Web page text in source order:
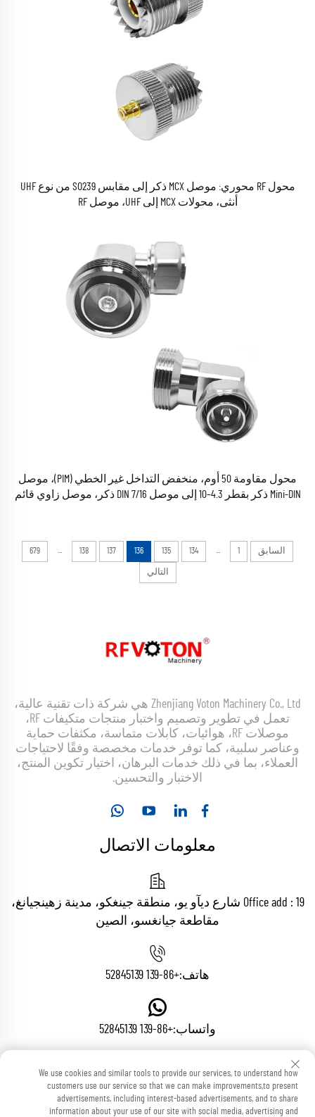
محول RF محوري: موصل MCX ذكر إلى مقابس SO239 من نوع UHF
أنثى، محولات MCX إلى UHF، موصل RF
محول مقاومة 50 أوم، منخفض التداخل غير الخطي (PIM)، موصل
Mini-DIN ذكر بقطر 4.3–10 إلى موصل 7/16 DIN ذكر، موصل زاوي قائم
السابق 1
...
134
135
136
137
138
...
679
التالي
Zhenjiang Voton Machinery Co., Ltd هي شركة ذات تقنية عالية،
تعمل في تطوير وتصميم واختبار منتجات متكيفات RF،
موصلات RF، هوائيات، كابلات متماسة، مكثفات حماية
وعناصر سلبية، كما توفر خدمات مخصصة وفقًا لاحتياجات
العملاء، بما في ذلك خدمات البرهان، اختيار تكوين المنتج،
الاختبار والتحسين.
معلومات الاتصال
Office add : 19 شارع ديآو يو، منطقة جينغكو، مدينة زهينجيانغ،
مقاطعة جيانغسو، الصين
هاتف:+86-139 52845139
واتساب:+86-139 52845139
البريد الإلكتروني:[email protected]
We use cookies and similar tools to provide our services, to understand how
customers use our service so that we can make improvements,to present
advertisements, including interest-based advertisements, and to share
information about your use of our site with social media, advertising and